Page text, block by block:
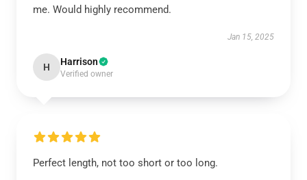
me. Would highly recommend.
Jan 15, 2025
H Harrison
Verified owner
Perfect length, not too short or too long.